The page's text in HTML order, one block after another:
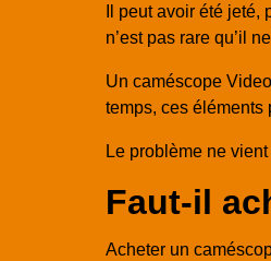
Il peut avoir été
n’est pas rare qu’il
Un caméscope
temps, ces éléments
Le problème ne
Faut-il
Acheter un